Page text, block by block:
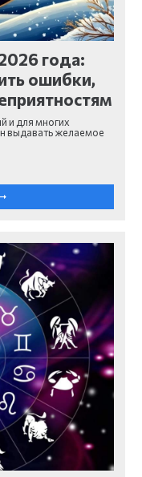
года:
ошибки,
и для многих
выдавать желаемое